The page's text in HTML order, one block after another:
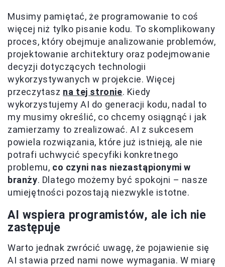
Musimy pamiętać, że programowanie to coś
więcej niż tylko pisanie kodu. To skomplikowany
proces, który obejmuje analizowanie problemów,
projektowanie architektury oraz podejmowanie
decyzji dotyczących technologii
wykorzystywanych w projekcie. Więcej
przeczytasz na tej stronie. Kiedy
wykorzystujemy AI do generacji kodu, nadal to
my musimy określić, co chcemy osiągnąć i jak
zamierzamy to zrealizować. AI z sukcesem
powiela rozwiązania, które już istnieją, ale nie
potrafi uchwycić specyfiki konkretnego
problemu, co czyni nas niezastąpionymi w
branży. Dlatego możemy być spokojni – nasze
umiejętności pozostają niezwykle istotne.
AI wspiera programistów, ale ich nie
zastępuje
Warto jednak zwrócić uwagę, że pojawienie się
AI stawia przed nami nowe wymagania. W miarę